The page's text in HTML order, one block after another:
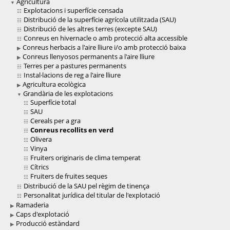
Explotacions i superfície censada
Distribució de la superfície agrícola utilitzada (SAU)
Distribució de les altres terres (excepte SAU)
Conreus en hivernacle o amb protecció alta accessible
Conreus herbacis a l'aire lliure i/o amb protecció baixa
Conreus llenyosos permanents a l'aire lliure
Terres per a pastures permanents
Instal·lacions de reg a l'aire lliure
Agricultura ecològica
Grandària de les explotacions
Superfície total
SAU
Cereals per a gra
Conreus recollits en verd
Olivera
Vinya
Fruiters originaris de clima temperat
Cítrics
Fruiters de fruites seques
Distribució de la SAU pel règim de tinença
Personalitat jurídica del titular de l'explotació
Ramaderia
Caps d'explotació
Producció estàndard